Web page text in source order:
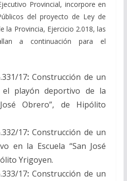
Provincial, incorpore en
del proyecto de Ley de
la Provincia, Ejercicio 2.018, las
a continuación para el
17:Construcción de un
playón deportivo de la
Obrero”, de Hipólito
17:Construcción de un
en la Escuela “San José
Yrigoyen.
17:Construcción de un